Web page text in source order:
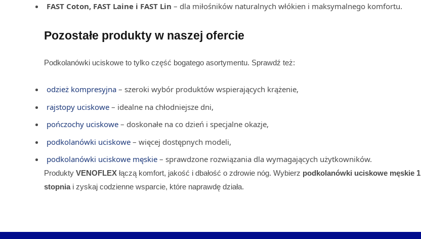
FAST Coton, FAST Laine i FAST Lin – dla miłośników naturalnych włókien i maksymalnego komfortu.
Pozostałe produkty w naszej ofercie
Podkolanówki uciskowe to tylko część bogatego asortymentu. Sprawdź też:
odzież kompresyjna – szeroki wybór produktów wspierających krążenie,
rajstopy uciskowe – idealne na chłodniejsze dni,
pończochy uciskowe – doskonałe na co dzień i specjalne okazje,
podkolanówki uciskowe – więcej dostępnych modeli,
podkolanówki uciskowe męskie – sprawdzone rozwiązania dla wymagających użytkowników.
Produkty VENOFLEX łączą komfort, jakość i dbałość o zdrowie nóg. Wybierz podkolanówki uciskowe męskie 1
stopniai zyskaj codzienne wsparcie, które naprawdę działa.